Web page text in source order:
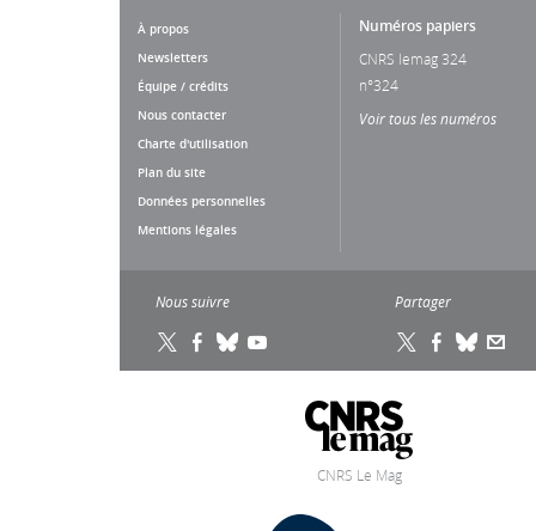
À propos
Newsletters
Équipe / crédits
Nous contacter
Charte d'utilisation
Plan du site
Données personnelles
Mentions légales
Numéros papiers
CNRS lemag 324
n°324
Voir tous les numéros
Nous suivre Partager
CNRS Le Mag